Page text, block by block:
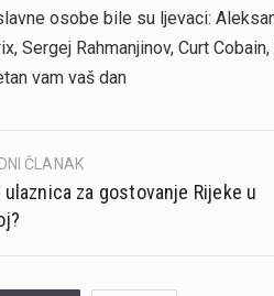
osobe bile su ljevaci:
Sergej Rahmanjinov, Curt
vam vaš dan
ČLANAK
ulaznica za gostovanje Rijeke u